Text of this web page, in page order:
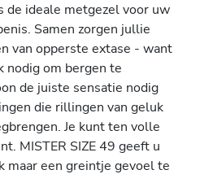
de ideale metgezel voor uw
Samen zorgen jullie
van opperste extase - want
nodig om bergen te
de juiste sensatie nodig
die rillingen van geluk
Je kunt ten volle
MISTER SIZE 49 geeft u
maar een greintje gevoel te